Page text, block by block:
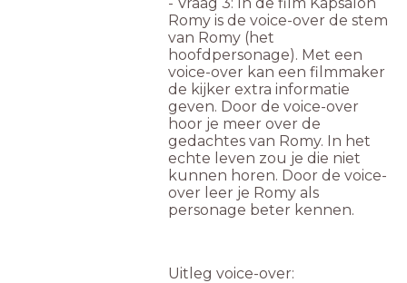
Romy is de voice-over de stem
van Romy (het
hoofdpersonage). Met een
voice-over kan een filmmaker
de kijker extra informatie
geven. Door de voice-over
hoor je meer over de
gedachtes van Romy. In het
echte leven zou je die niet
kunnen horen. Door de voice-
over leer je Romy als
personage beter kennen.
Uitleg voice-over: